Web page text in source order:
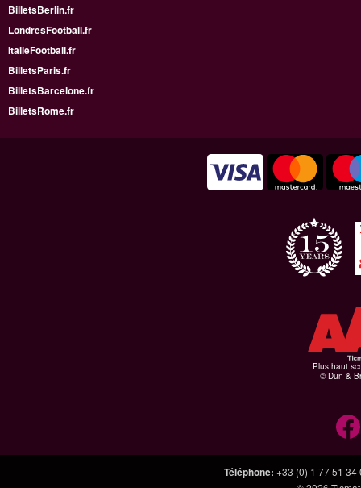
BilletsBerlin.fr
LondresFootball.fr
ItalieFootball.fr
BilletsParis.fr
BilletsBarcelone.fr
BilletsRome.fr
Plus haut
© Dun &
Téléphone: +33 (0) 1 77 51 34